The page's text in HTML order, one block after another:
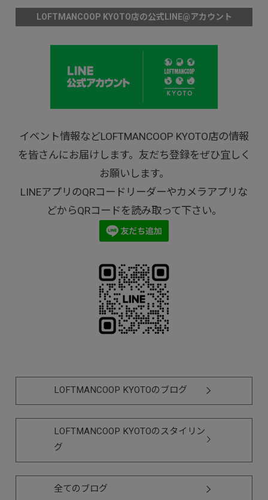
LOFTMANCOOP KYOTO店の公式LINE@アカウント
イベント情報などLOFTMANCOOP KYOTO店の情報
を皆さんにお届けします。友だち登録をぜひ宜しく
お願いします。
LINEアプリのQRコードリーダーやカメラアプリな
どからQRコードを読み取って下さい。
LOFTMANCOOP KYOTOのブログ
LOFTMANCOOP KYOTOのスタイリン
グ
全てのブログ